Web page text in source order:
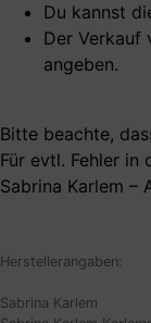
Du kannst
Der Verkauf
angeben.
Bitte beachte,
Für evtl. Fehler in
Sabrina Karlem –
Herstellerangaben:
Sabrina Karlem